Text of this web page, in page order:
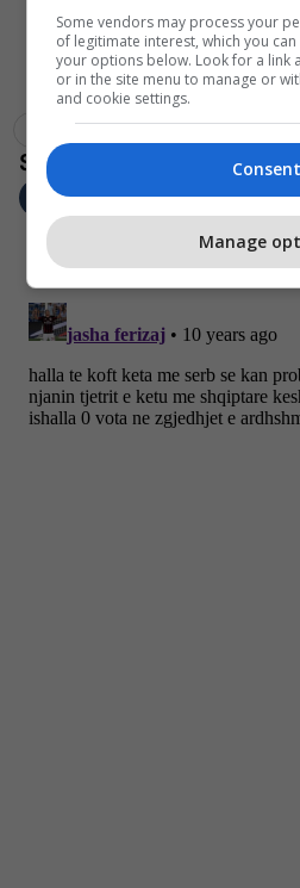
Kb Prishtina Kb Peja Art Gashi
Some vendors may process your
of legitimate interest, which you
your options below. Look for a link
or in the site menu to manage or
and cookie settings.
Consent
Manage